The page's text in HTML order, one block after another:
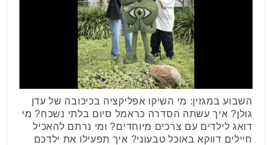
השבוע במגזין: מי השיקו אפליקציה בכיכובה של עדן
גולן? איך עשתה הסדרה כראמל סיום בלתי נשכח? מי
דואג לילדים עם צרכים מיוחדים? ומי נרתם להאכיל
חיילים דווקא באוכל טבעוני? איך תפעילו את ילדכם